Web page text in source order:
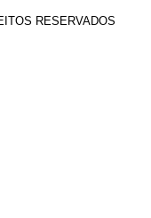
RESERVADOS